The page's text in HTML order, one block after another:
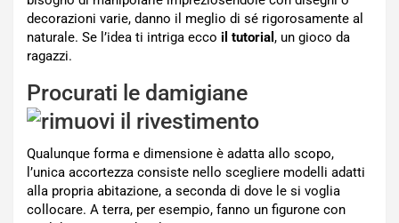
decorazioni varie, danno il meglio di sé rigorosamente al
naturale. Se l’idea ti intriga ecco il tutorial , un gioco da
ragazzi.
Procurati le damigiane
Qualunque forma e dimensione è adatta allo scopo,
l’unica accortezza consiste nello scegliere modelli adatti
alla propria abitazione, a seconda di dove le si voglia
collocare. A terra, per esempio, fanno un figurone con